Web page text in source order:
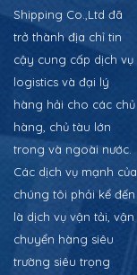
Shipping Co.,Ltd đã
trở thành địa chỉ tin
cậy cung cấp dịch vụ
logistics và đại lý
hàng hải cho các chủ
hàng, chủ tàu lớn
trong và ngoài nước.
Các dịch vụ mạnh của
chúng tôi phải kể đến
là dịch vụ vận tải, vận
chuyển hàng siêu
trường siêu trọng